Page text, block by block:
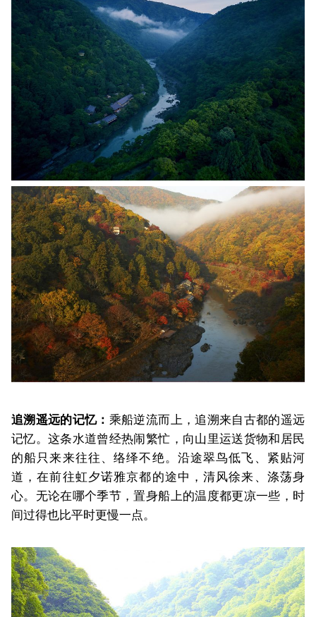
追溯遥远的记忆： 乘船逆流而上，追溯来自古都的遥远
记忆。这条水道曾经热闹繁忙，向山里运送货物和居民
的船只来来往往、络绎不绝。沿途翠鸟低飞、紧贴河
道，在前往虹夕诺雅京都的途中，清风徐来、涤荡身
心。无论在哪个季节，置身船上的温度都更凉一些，时
间过得也比平时更慢一点。